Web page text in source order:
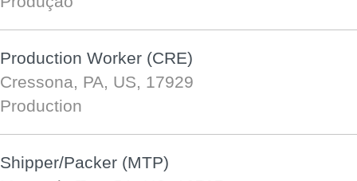
Production Worker (CRE)
Cressona, PA, US, 17929
Production
Shipper/Packer (MTP)